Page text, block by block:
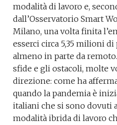
modalità di lavoro e,
dall’Osservatorio Smart
Milano, una volta finita
esserci circa 5,35 milioni
almeno in parte da
sfide e gli ostacoli, molte
direzione: come ha
quando la pandemia è
italiani che si sono dovuti
modalità ibrida di lavoro